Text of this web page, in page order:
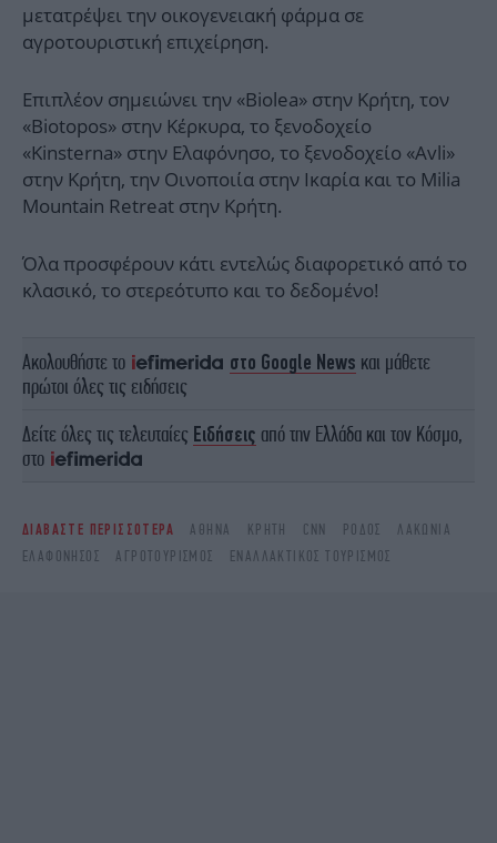
μετατρέψει την οικογενειακή φάρμα σε
αγροτουριστική επιχείρηση.
Επιπλέον σημειώνει την «Biolea» στην Κρήτη, τον
«Biotopos» στην Κέρκυρα, το ξενοδοχείο
«Kinsterna» στην Ελαφόνησο, το ξενοδοχείο «Avli»
στην Κρήτη, την Οινοποιία στην Ικαρία και το Milia
Mountain Retreat στην Κρήτη.
Όλα προσφέρουν κάτι εντελώς διαφορετικό από το
κλασικό, το στερεότυπο και το δεδομένο!
Ακολουθήστε το στο Google News και μάθετε
πρώτοι όλες τις ειδήσεις
Δείτε όλες τις τελευταίες Ειδήσεις από την Ελλάδα και τον Κόσμο,
στο
ΔΙΑΒΑΣΤΕ ΠΕΡΙΣΣΟΤΕΡΑ ΑΘΉΝΑ ΚΡΉΤΗ CNN ΡΌΔΟΣ
ΛΑΚΩΝΊΑ
ΕΛΑΦΌΝΗΣΟΣ
ΑΓΡΟΤΟΥΡΙΣΜΌΣ ΕΝΑΛΛΑΚΤΙΚΌΣ ΤΟΥΡΙΣΜΌΣ